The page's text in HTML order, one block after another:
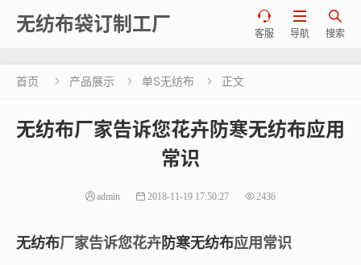
无纺布袋订制工厂 
搜索

导航

客服
首页  产品展示  单S无纺布  正文
无纺布厂家告诉您花卉防寒无纺布应用
常识
admin 2018-11-19 17:50:27 2436
无纺布厂家告诉您花卉防寒无纺布应用常识